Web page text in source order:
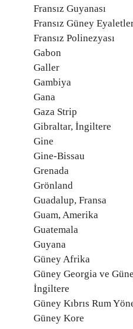
Fransız Guyanası
Fransız Güney
Fransız Polinezyası
Gabon
Galler
Gambiya
Gana
Gaza Strip
Gibraltar, İngiltere
Gine
Gine-Bissau
Grenada
Grönland
Guadalup, Fransa
Guam, Amerika
Guatemala
Guyana
Güney Afrika
Güney Georgia ve
İngiltere
Güney Kıbrıs Rum
Güney Kore